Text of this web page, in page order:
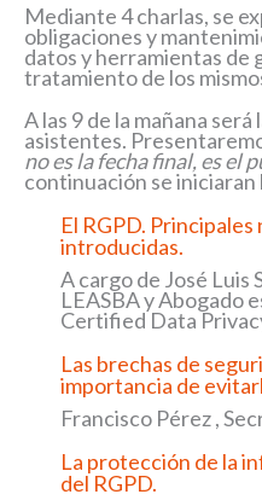
Mediante 4 charlas, se
obligaciones y
datos y herramientas de
tratamiento de los
A las 9 de la mañana
asistentes.
no es la fecha final, es el
continuación se iniciaran
El RGPD.
introducidas.
A cargo de José Luis
LEASBA y Abogado
Certified Data
Las brechas de
importancia de
Francisco Pérez ,
La protección de la
del RGPD.